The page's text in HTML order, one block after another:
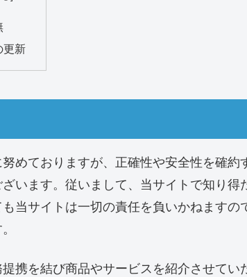
更新
めておりますが、正確性や安全性を確約
います。従いまして、当サイトで知り得
当サイトは一切の責任を負いかねますの
携を結び商品やサービスを紹介させてい